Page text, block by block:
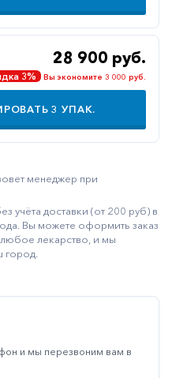
28 900 руб.
3% Вы экономите 3 000 руб.
3 УПАК.
менеджер при
учёта доставки (от 200 руб) в
Вы можете оформить заказ
любое лекарство, и мы
город.
и мы перезвоним вам в